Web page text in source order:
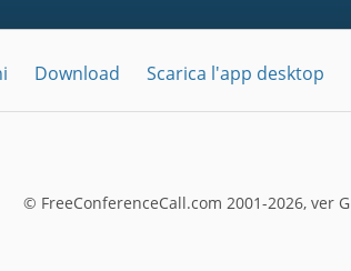
Download Scarica l'app desktop
© FreeConferenceCall.com 2001-2026, ver G